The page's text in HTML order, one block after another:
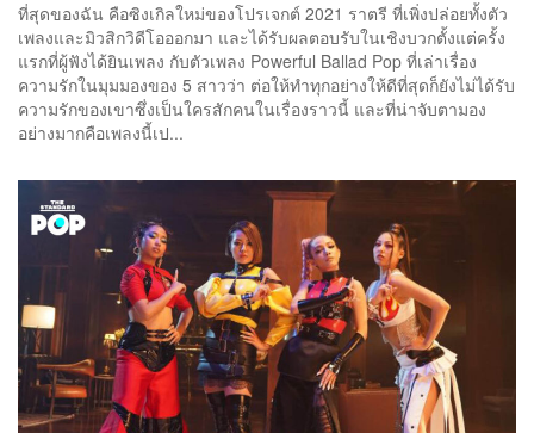
ที่สุดของฉัน คือซิงเกิลใหม่ของโปรเจกต์ 2021 ราตรี ที่เพิ่งปล่อยทั้งตัว
เพลงและมิวสิกวิดีโอออกมา และได้รับผลตอบรับในเชิงบวกตั้งแต่ครั้ง
แรกที่ผู้ฟังได้ยินเพลง กับตัวเพลง Powerful Ballad Pop ที่เล่าเรื่อง
ความรักในมุมมองของ 5 สาวว่า ต่อให้ทำทุกอย่างให้ดีที่สุดก็ยังไม่ได้รับ
ความรักของเขาซึ่งเป็นใครสักคนในเรื่องราวนี้ และที่น่าจับตามอง
อย่างมากคือเพลงนี้เป...